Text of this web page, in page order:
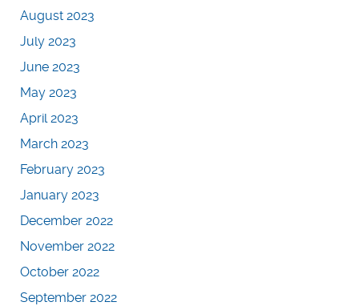
August 2023
July 2023
June 2023
May 2023
April 2023
March 2023
February 2023
January 2023
December 2022
November 2022
October 2022
September 2022